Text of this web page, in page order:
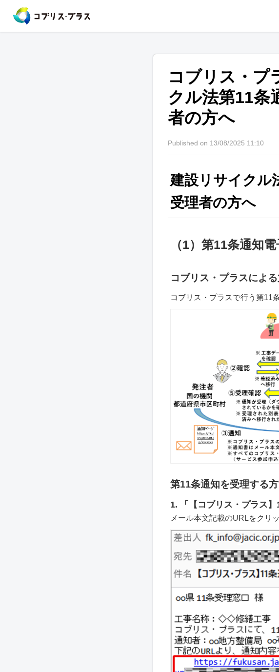
コブリス・
クル法第11条
者の方へ
Published on 13/08/2025 11:10
建設リサイクル
受理者の方へ
（1）第11条通知
コブリス・プラスによ
コブリス・プラスで行う第11
第11条通知を受理する
1. 「【コブリス・プラス
メール本文記載のURLをクリ